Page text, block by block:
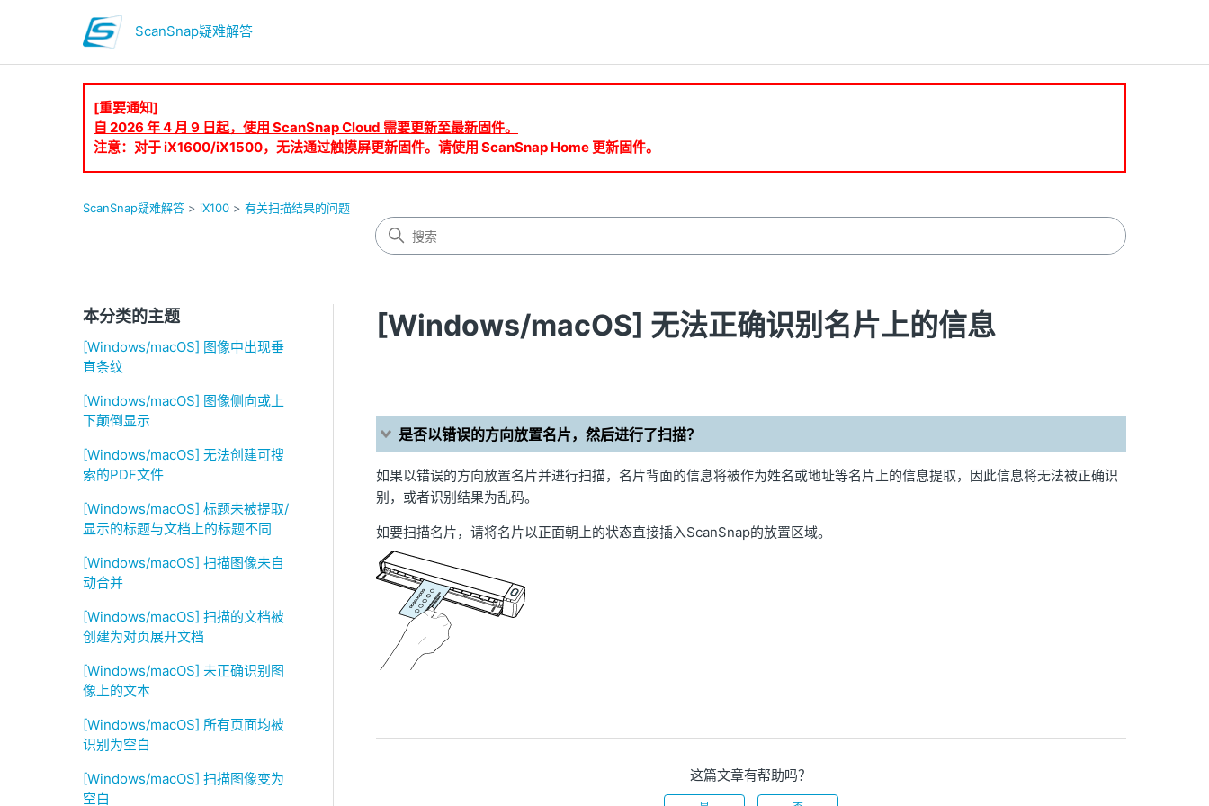
ScanSnap疑难解答
[重要通知]
自 2026 年 4 月 9 日起，使用 ScanSnap Cloud 需要更新至最新固件。
注意：对于 iX1600/iX1500，无法通过触摸屏更新固件。请使用 ScanSnap Home 更新固件。
ScanSnap疑难解答 iX100 有关扫描结果的问题
本分类的主题
[Windows/macOS] 图像中出现垂
直条纹
[Windows/macOS] 图像侧向或上
下颠倒显示
[Windows/macOS] 无法创建可搜
索的PDF文件
[Windows/macOS] 标题未被提取/
显示的标题与文档上的标题不同
[Windows/macOS] 扫描图像未自
动合并
[Windows/macOS] 扫描的文档被
创建为对页展开文档
[Windows/macOS] 未正确识别图
像上的文本
[Windows/macOS] 所有页面均被
识别为空白
[Windows/macOS] 扫描图像变为
空白
[Windows/macOS] 无法正确识别名片上的信息
是否以错误的方向放置名片，然后进行了扫描？
如果以错误的方向放置名片并进行扫描，名片背面的信息将被作为姓名或地址等名片上的信息提取，因此信息将无法被正确识
别，或者识别结果为乱码。
如要扫描名片，请将名片以正面朝上的状态直接插入ScanSnap的放置区域。
这篇文章有帮助吗？